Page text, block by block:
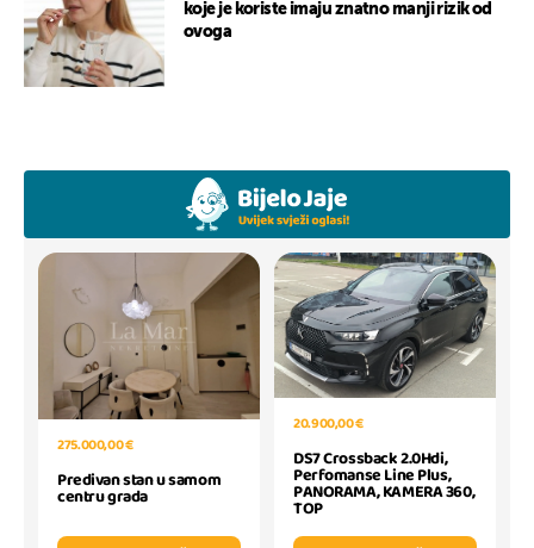
koje je koriste imaju znatno manji rizik od
ovoga
275.000,00 €
Predivan stan u samom
centru grada
20.900,00 €
DS7 Crossback 2.0Hdi,
Perfomanse Line Plus,
PANORAMA, KAMERA 360,
TOP